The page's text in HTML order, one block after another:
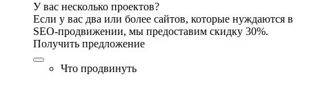
У вас несколько проектов?
Если у вас два или более сайтов, которые нуждаются в
SEO-продвижении, мы предоставим скидку 30%.
Получить предложение
Что продвинуть